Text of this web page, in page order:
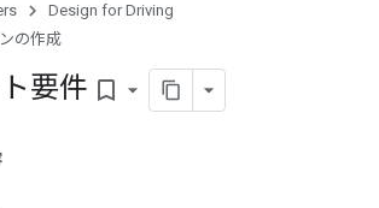
Design for Driving
の作成
要件 bookmark_border